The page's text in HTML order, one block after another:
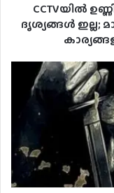
CCTVയിൽ
ദൃശ്യങ്ങൾ ഇല്ല;